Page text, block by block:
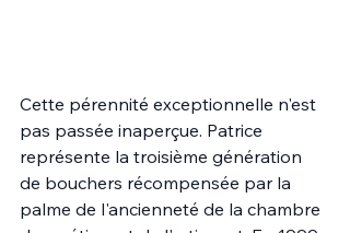
Cette pérennité exceptionnelle n'est
pas passée inaperçue. Patrice
représente la troisième génération
de bouchers récompensée par la
palme de l'ancienneté de la chambre